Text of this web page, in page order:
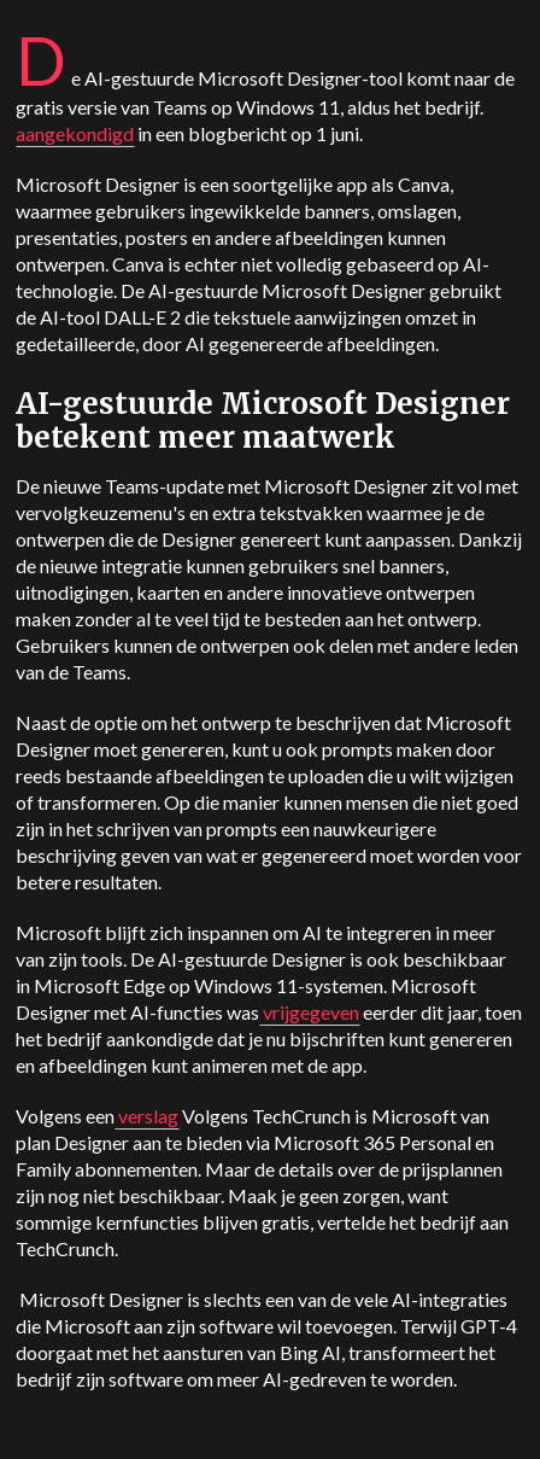
D e AI-gestuurde Microsoft Designer-tool komt naar de
gratis versie van Teams op Windows 11, aldus het bedrijf.
aangekondigd in een blogbericht op 1 juni.
Microsoft Designer is een soortgelijke app als Canva,
waarmee gebruikers ingewikkelde banners, omslagen,
presentaties, posters en andere afbeeldingen kunnen
ontwerpen. Canva is echter niet volledig gebaseerd op AI-
technologie. De AI-gestuurde Microsoft Designer gebruikt
de AI-tool DALL-E 2 die tekstuele aanwijzingen omzet in
gedetailleerde, door AI gegenereerde afbeeldingen.
AI-gestuurde Microsoft Designer
betekent meer maatwerk
De nieuwe Teams-update met Microsoft Designer zit vol met
vervolgkeuzemenu's en extra tekstvakken waarmee je de
ontwerpen die de Designer genereert kunt aanpassen. Dankzij
de nieuwe integratie kunnen gebruikers snel banners,
uitnodigingen, kaarten en andere innovatieve ontwerpen
maken zonder al te veel tijd te besteden aan het ontwerp.
Gebruikers kunnen de ontwerpen ook delen met andere leden
van de Teams.
Naast de optie om het ontwerp te beschrijven dat Microsoft
Designer moet genereren, kunt u ook prompts maken door
reeds bestaande afbeeldingen te uploaden die u wilt wijzigen
of transformeren. Op die manier kunnen mensen die niet goed
zijn in het schrijven van prompts een nauwkeurigere
beschrijving geven van wat er gegenereerd moet worden voor
betere resultaten.
Microsoft blijft zich inspannen om AI te integreren in meer
van zijn tools. De AI-gestuurde Designer is ook beschikbaar
in Microsoft Edge op Windows 11-systemen. Microsoft
Designer met AI-functies was vrijgegeveneerder dit jaar, toen
het bedrijf aankondigde dat je nu bijschriften kunt genereren
en afbeeldingen kunt animeren met de app.
Volgens eenverslagVolgens TechCrunch is Microsoft van
plan Designer aan te bieden via Microsoft 365 Personal en
Family abonnementen. Maar de details over de prijsplannen
zijn nog niet beschikbaar. Maak je geen zorgen, want
sommige kernfuncties blijven gratis, vertelde het bedrijf aan
TechCrunch.
Microsoft Designer is slechts een van de vele AI-integraties
die Microsoft aan zijn software wil toevoegen. Terwijl GPT-4
doorgaat met het aansturen van Bing AI, transformeert het
bedrijf zijn software om meer AI-gedreven te worden.